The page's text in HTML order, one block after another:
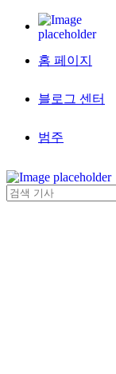
홈 페이지
블로그 센터
범주